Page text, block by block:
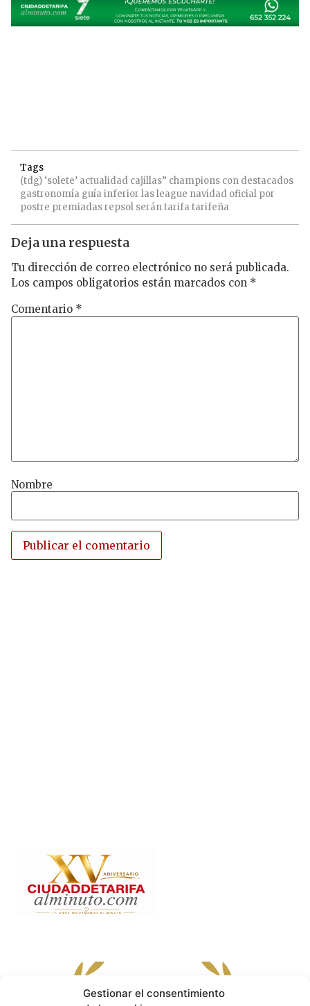
Gestionar el consentimiento
Tags
(tdg) ‘solete’ actualidad cajillas” champions con destacados
gastronomía guía inferior lasleague navidad oficial por
postre premiadasrepsol serántarifa tarifeña
Deja una respuesta
Tu dirección de correo electrónico no será publicada.
Los campos obligatorios están marcados con *
Comentario *
Nombre